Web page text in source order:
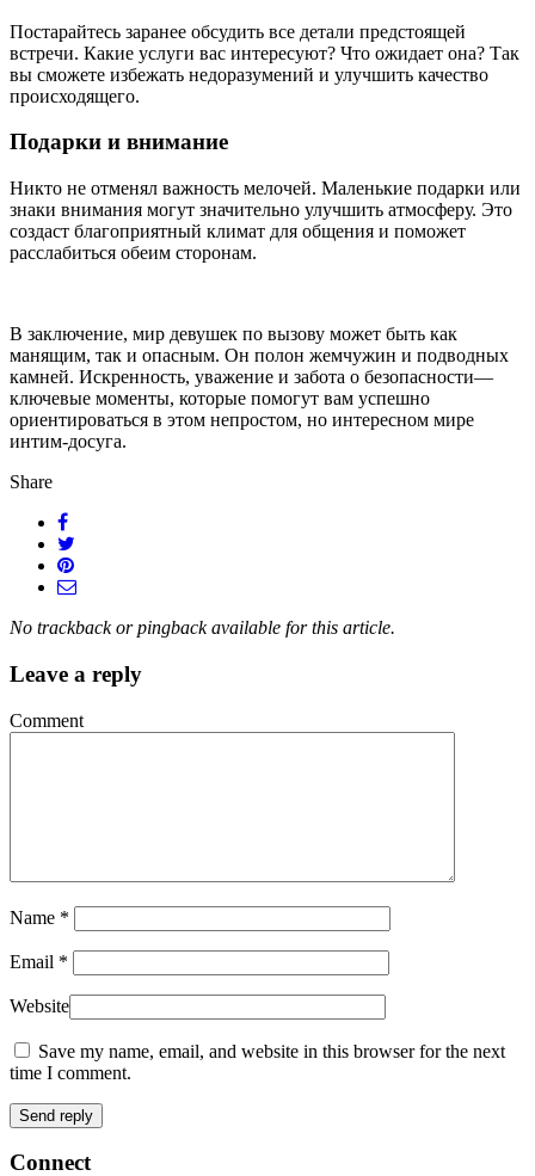
Постарайтесь заранее обсудить все детали предстоящей
встречи. Какие услуги вас интересуют? Что ожидает она? Так
вы сможете избежать недоразумений и улучшить качество
происходящего.
Подарки и внимание
Никто не отменял важность мелочей. Маленькие подарки или
знаки внимания могут значительно улучшить атмосферу. Это
создаст благоприятный климат для общения и поможет
расслабиться обеим сторонам.
В заключение, мир девушек по вызову может быть как
манящим, так и опасным. Он полон жемчужин и подводных
камней. Искренность, уважение и забота о безопасности—
ключевые моменты, которые помогут вам успешно
ориентироваться в этом непростом, но интересном мире
интим-досуга.
Share
No trackback or pingback available for this article.
Leave a reply
Comment
Name *
Email *
Website
Save my name, email, and website in this browser for the next
time I comment.
Connect